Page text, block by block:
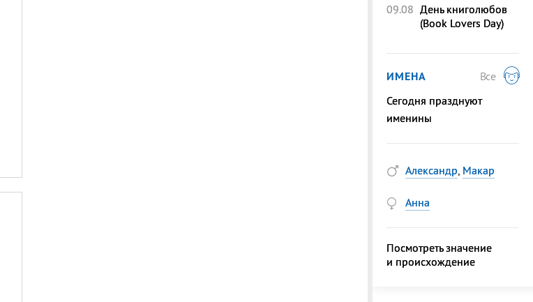
09.08 День книголюбов
(Book Lovers Day)
ИМЕНА
Все
Сегодня празднуют
именины
Александр, Макар
Анна
Посмотреть значение
и происхождение